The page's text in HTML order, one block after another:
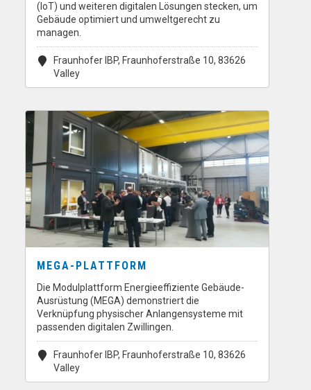
(IoT) und weiteren digitalen Lösungen stecken, um
Gebäude optimiert und umweltgerecht zu
managen.
Fraunhofer IBP, Fraunhoferstraße 10, 83626
Valley
MEGA-PLATTFORM
Die Modulplattform Energieeffiziente Gebäude-
Ausrüstung (MEGA) demonstriert die
Verknüpfung physischer Anlangensysteme mit
passenden digitalen Zwillingen.
Fraunhofer IBP, Fraunhoferstraße 10, 83626
Valley